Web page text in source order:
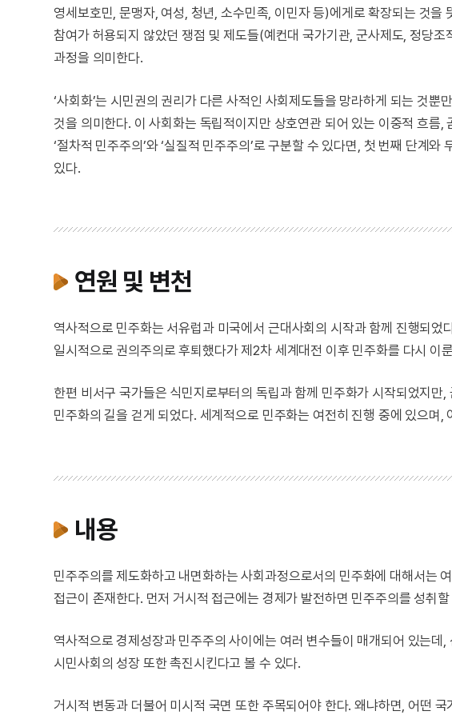
영세보호민, 문맹자, 여성, 청년, 소수민족, 이민자 등)에게로 확장되는 것을
참여가 허용되지 않았던 쟁점 및 제도들(예컨대 국가기관, 군사제도, 정당
과정을 의미한다.
‘사회화’는 시민권의 권리가 다른 사적인 사회제도들을 망라하게 되는 것
것을 의미한다. 이 사회화는 독립적이지만 상호연관 되어 있는 이중적 흐름
‘절차적 민주주의’와 ‘실질적 민주주의’로 구분할 수 있다면, 첫 번째 단계
있다.
연원 및 변천
역사적으로 민주화는 서유럽과 미국에서 근대사회의 시작과 함께 진행되었
일시적으로 권의주의로 후퇴했다가 제2차 세계대전 이후 민주화를 다시 이
한편 비서구 국가들은 식민지로부터의 독립과 함께 민주화가 시작되었지
민주화의 길을 걷게 되었다. 세계적으로 민주화는 여전히 진행 중에 있으며
내용
민주주의를 제도화하고 내면화하는 사회과정으로서의 민주화에 대해서는
접근이 존재한다. 먼저 거시적 접근에는 경제가 발전하면 민주주의를 성취
역사적으로 경제성장과 민주주의 사이에는 여러 변수들이 매개되어 있는데
시민사회의 성장 또한 촉진시킨다고 볼 수 있다.
거시적 변동과 더불어 미시적 국면 또한 주목되어야 한다. 왜냐하면, 어떤